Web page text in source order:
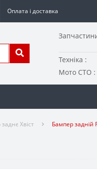
Оплата і доставка
Техніка :
Мото СТО :
Хвіст Бампер задній